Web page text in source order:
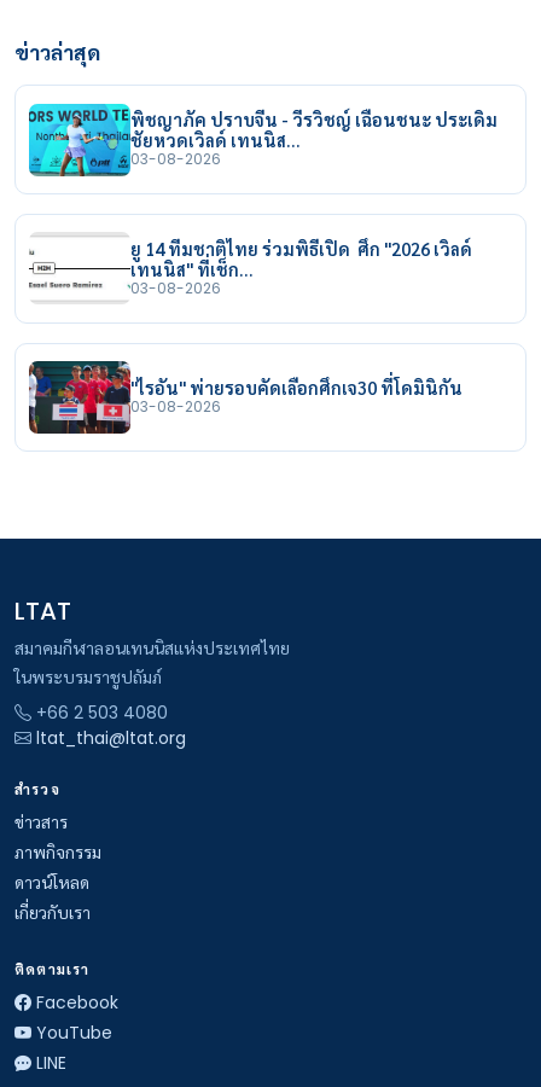
ข่าวล่าสุด
พิชญาภัค ปราบจีน - วีรวิชญ์ เฉือนชนะ ประเดิม
ชัยหวดเวิลด์ เทนนิส…
03-08-2026
ยู 14 ทีมชาติไทย ร่วมพิธีเปิด ศึก "2026 เวิลด์
เทนนิส" ที่เช็ก…
03-08-2026
"ไรอัน" พ่ายรอบคัดเลือกศึกเจ30 ที่โดมินิกัน
03-08-2026
LTAT
สมาคมกีฬาลอนเทนนิสแห่งประเทศไทย
ในพระบรมราชูปถัมภ์
+66 2 503 4080
ltat_thai@ltat.org
สำรวจ
ข่าวสาร
ภาพกิจกรรม
ดาวน์โหลด
เกี่ยวกับเรา
ติดตามเรา
Facebook
YouTube
LINE